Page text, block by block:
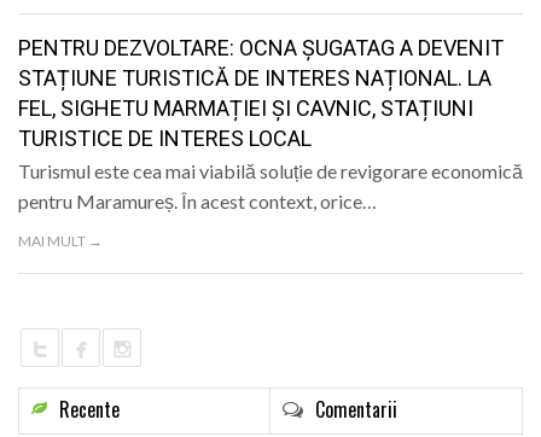
PENTRU DEZVOLTARE: OCNA ȘUGATAG A DEVENIT
STAȚIUNE TURISTICĂ DE INTERES NAȚIONAL. LA
FEL, SIGHETU MARMAȚIEI ȘI CAVNIC, STAȚIUNI
TURISTICE DE INTERES LOCAL
Turismul este cea mai viabilă soluție de revigorare economică
pentru Maramureș. În acest context, orice…
MAI MULT →
Recente Comentarii